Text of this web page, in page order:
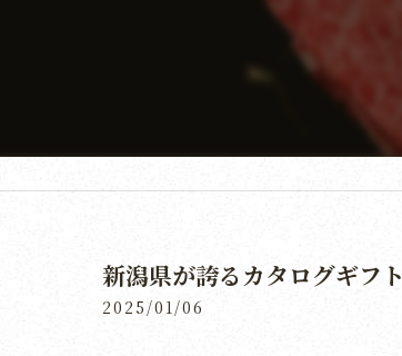
新潟県が誇るカタログギフ
2025/01/06